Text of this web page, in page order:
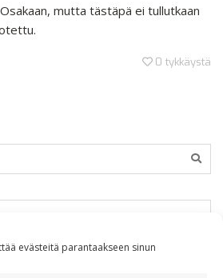
evästeitä parantaakseen sinun
mutta tästäpä ei tullutkaan
0 tykkäystä